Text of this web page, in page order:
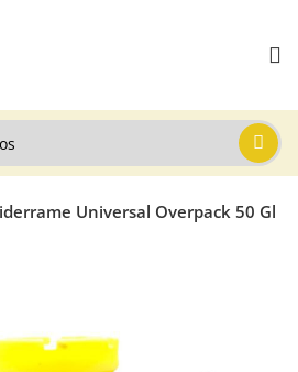
Universal Overpack 50 Gl